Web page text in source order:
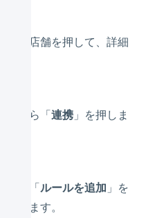
いる店舗を押して、詳細
ンから「連携」を押しま
」の「ルールを追加 」を
加します。